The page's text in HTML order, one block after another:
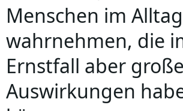
Menschen im
wahrnehmen, die
Ernstfall aber große
Auswirkungen